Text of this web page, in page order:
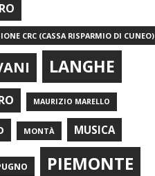
CRC (CASSA RISPARMIO DI CUNEO)
LANGHE
MAURIZIO MARELLO
MONTÀ MUSICA
PIEMONTE